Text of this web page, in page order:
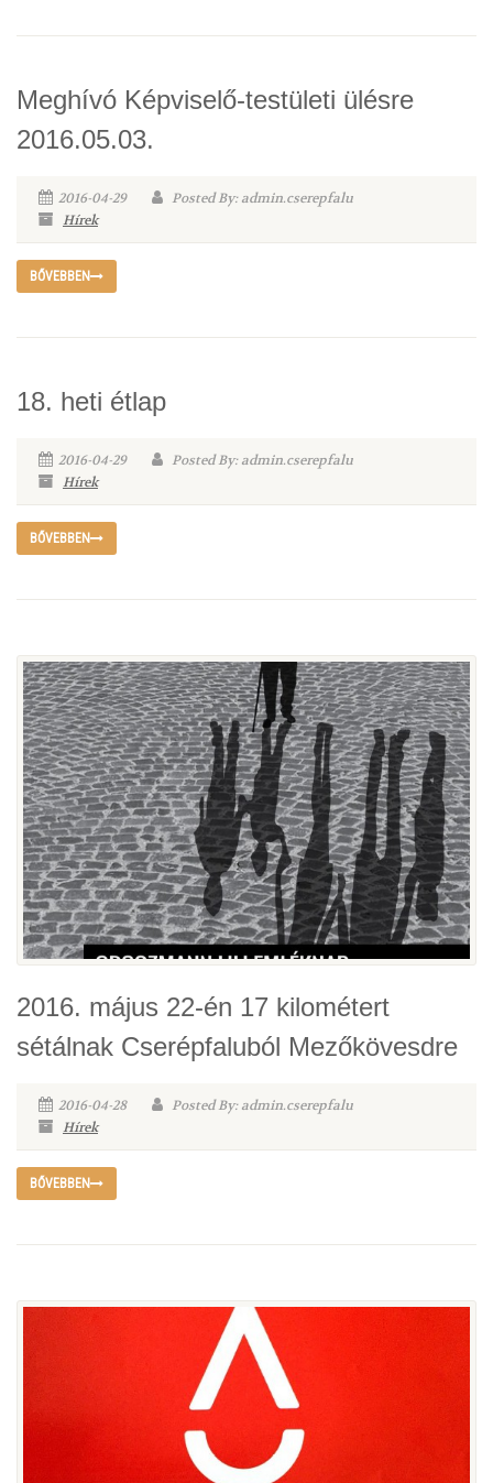
Meghívó Képviselő-testületi ülésre
2016.05.03.
2016-04-29
Posted By: admin.cserepfalu
Hírek
BŐVEBBEN
18. heti étlap
2016-04-29
Posted By: admin.cserepfalu
Hírek
BŐVEBBEN
2016. május 22-én 17 kilométert
sétálnak Cserépfaluból Mezőkövesdre
2016-04-28
Posted By: admin.cserepfalu
Hírek
BŐVEBBEN